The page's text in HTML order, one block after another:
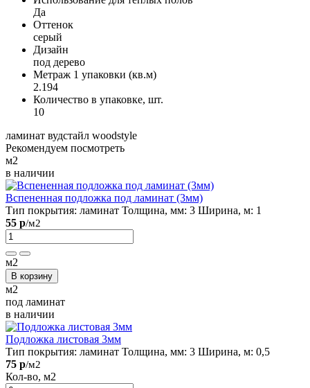
Да
Оттенок
серый
Дизайн
под дерево
Метраж 1 упаковки (кв.м)
2.194
Количество в упаковке, шт.
10
ламинат вудстайл woodstyle
Рекомендуем посмотреть
м2
в наличии
Вспененная подложка под ламинат (3мм)
Тип покрытия: ламинат Толщина, мм: 3 Ширина, м: 1
55 р/м2
м2
В корзину
м2
под ламинат
в наличии
Подложка листовая 3мм
Тип покрытия: ламинат Толщина, мм: 3 Ширина, м: 0,5
75 р/м2
Кол-во, м2